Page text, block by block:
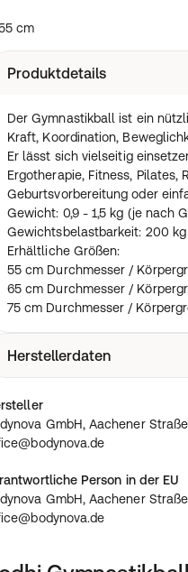
cm
Produktdetails
Der Gymnastikball ist ein
Kraft, Koordination,
Er lässt sich vielseitig
Ergotherapie, Fitness, Pilates,
Geburtsvorbereitung oder
Gewicht: 0,9 - 1,5 kg (je nach
Gewichtsbelastbarkeit: 200 kg
Erhältliche Größen:
55 cm Durchmesser /
65 cm Durchmesser /
75 cm Durchmesser /
Herstellerdaten
Bodynova GmbH, Aachener
office@bodynova.de
GmbH, Aachener
Person in der EU
GmbH, Aachener